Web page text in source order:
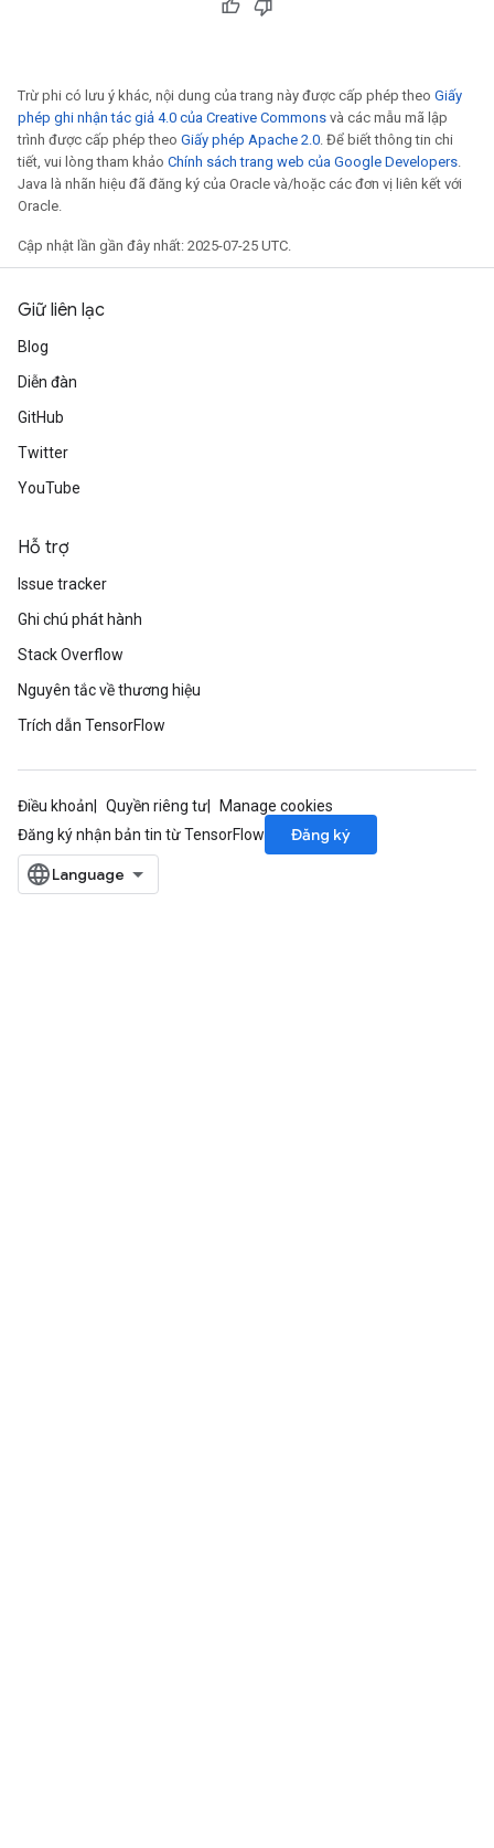
Trừ phi có lưu ý khác, nội dung của trang này được cấp phép theo Giấy
phép ghi nhận tác giả 4.0 của Creative Commons và các mẫu mã lập
trình được cấp phép theo Giấy phép Apache 2.0 . Để biết thông tin chi
tiết, vui lòng tham khảo Chính sách trang web của Google Developers
Java là nhãn hiệu đã đăng ký của Oracle và/hoặc các đơn vị liên kết với
Oracle.
Cập nhật lần gần đây nhất: 2025-07-25 UTC.
Giữ liên lạc
Blog
Diễn đàn
GitHub
Twitter
YouTube
Hỗ trợ
Issue tracker
Ghi chú phát hành
Stack Overflow
Nguyên tắc về thương hiệu
Trích dẫn TensorFlow
Điều khoản Quyền riêng tư
Manage cookies
Đăng ký nhận bản tin từ TensorFlow
Đăng ký